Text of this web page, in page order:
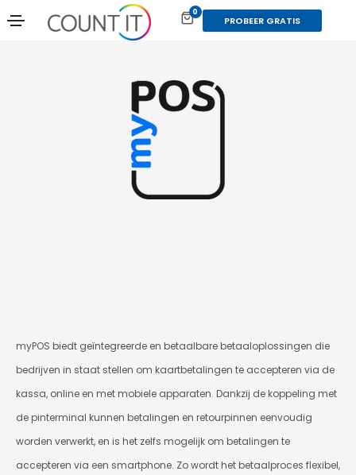
0
PROBEER GRATIS
myPOS biedt geïntegreerde en betaalbare betaaloplossingen die
bedrijven in staat stellen om kaartbetalingen te accepteren via de
kassa, online en met mobiele apparaten. Dankzij de koppeling met
de pinterminal kunnen betalingen en retourpinnen eenvoudig
worden verwerkt, en is het zelfs mogelijk om betalingen te
accepteren via een smartphone. Zo wordt het betaalproces flexibel,